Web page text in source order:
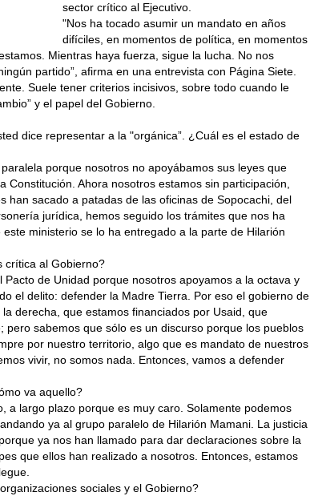
sector crítico al Ejecutivo.
"Nos ha tocado asumir un mandato en años
difíciles, en momentos de política, en momentos
Mientras haya fuerza, sigue la lucha. No nos
partido”, afirma en una entrevista con Página Siete.
Suele tener criterios incisivos, sobre todo cuando le
y el papel del Gobierno.
dice representar a la "orgánica”. ¿Cuál es el estado de
porque nosotros no apoyábamos sus leyes que
Constitución. Ahora nosotros estamos sin participación,
han sacado a patadas de las oficinas de Sopocachi, del
jurídica, hemos seguido los trámites que nos ha
ministerio se lo ha entregado a la parte de Hilarión
crítica al Gobierno?
de Unidad porque nosotros apoyamos a la octava y
el delito: defender la Madre Tierra. Por eso el gobierno de
derecha, que estamos financiados por Usaid, que
sabemos que sólo es un discurso porque los pueblos
por nuestro territorio, algo que es mandato de nuestros
vivir, no somos nada. Entonces, vamos a defender
va aquello?
a largo plazo porque es muy caro. Solamente podemos
ya al grupo paralelo de Hilarión Mamani. La justicia
ya nos han llamado para dar declaraciones sobre la
que ellos han realizado a nosotros. Entonces, estamos
sociales y el Gobierno?